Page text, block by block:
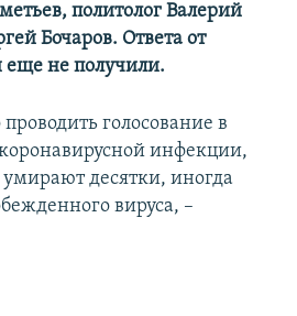
политолог Валерий
Бочаров. Ответа от
еще не получили.
голосование в
инфекции,
десятки, иногда
вируса, –